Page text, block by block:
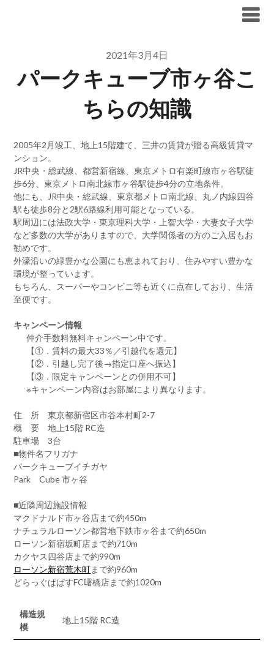
2021年3月4日
パークキューブ市ヶ谷こ
ちらの知識
2005年2月竣工、地上15階建て、三井の賃貸が贈る高級賃貸マ
ンション。
JR中央・総武線、都営新宿線、東京メトロ有楽町線市ヶ谷駅徒
歩6分、東京メトロ南北線市ヶ谷駅徒歩4分の立地条件。
他にも、JR中央・総武線、東京都メトロ南北線、丸ノ内線四谷
駅も徒歩8分と2駅6路線利用可能となっている。
駅周辺には法政大学・東京理科大学・上智大学・大妻女子大学
など多数の大学がありますので、大学関係者の方のご入居もお
勧めです。
外濠沿いの緑豊かな公園にも恵まれており、住みやすい豊かな
環境が整っています。
もちろん、スーパーやコンビニ等も近くに点在しており、生活
至便です。
キャンペーン情報
仲介手数料無料キャンペーン中です。
【①．賃料の最大33％／引越代を還元】
【②．引越し完了後→指定口座へ振込】
【③．限定キャンペーンとの併用不可】
※キャンペーン内容はお部屋により異なります。
住 所 東京都新宿区市谷本村町2-7
概 要 地上15階 RC造
駐車場 3台
■物件名フリガナ
パークキューブイチガヤ
Park Cube 市ヶ谷
■近隣周辺施設情報
マクドナルド市ヶ谷店まで約450m
ナチュラルローソン都営地下鉄市ヶ谷まで約650m
ローソン新宿坂町店まで約710m
カクヤス四谷店まで約990m
ローソン新宿荒木町まで約960m
どらっぐぱぱすFC曙橋店まで約1020m
構造規
模
地上15階 RC造